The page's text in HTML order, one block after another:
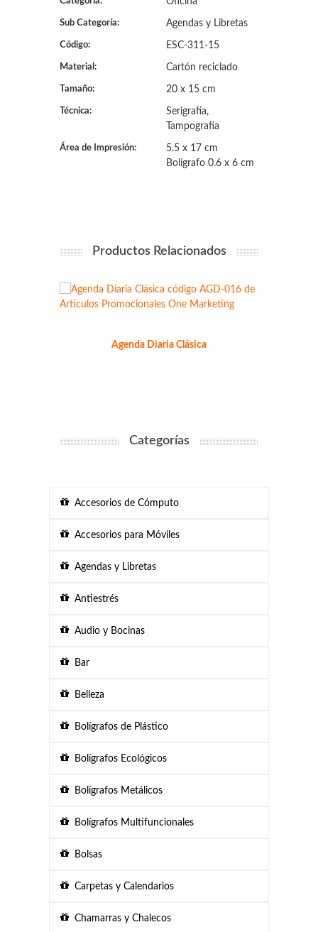
Sub Categoría: Agendas y Libretas
Código: ESC-311-15
Material: Cartón reciclado
Tamaño: 20 x 15 cm
Técnica:
Serigrafía,
Tampografía
Área de Impresión:
5.5 x 17 cm
Bolígrafo 0.6 x 6 cm
Productos Relacionados
Agenda Diaria Clásica
Categorías
Accesorios de Cómputo
Accesorios para Móviles
Agendas y Libretas
Antiestrés
Audio y Bocinas
Bar
Belleza
Bolígrafos de Plástico
Bolígrafos Ecológicos
Bolígrafos Metálicos
Bolígrafos Multifuncionales
Bolsas
Carpetas y Calendarios
Chamarras y Chalecos